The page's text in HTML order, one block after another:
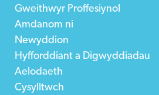
Gweithwyr Proffesiynol
Amdanom ni
Newyddion
Hyfforddiant a Digwyddiadau
Aelodaeth
Cysylltwch